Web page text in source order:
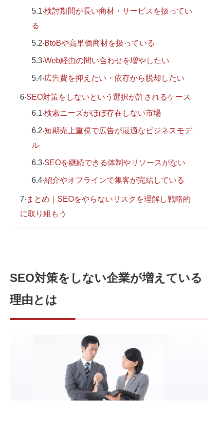
5.1検討期間が長い商材・サービスを扱ってい
る
5.2BtoBや高単価商材を扱っている
5.3Web経由の問い合わせを増やしたい
5.4広告費を抑えたい・依存から脱却したい
6SEO対策をしないという選択が許されるケース
6.1検索ニーズがほぼ存在しない市場
6.2短期売上重視で広告が最適なビジネスモデ
ル
6.3SEOを継続できる体制やリソースがない
6.4紹介やオフラインで集客が完結している
7まとめ｜SEOをやらないリスクを理解し戦略的
に取り組もう
SEO対策をしない企業が増えている
理由とは